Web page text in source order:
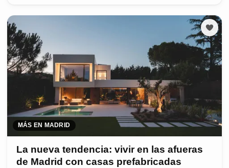
MÁS EN MADRID
La nueva tendencia: vivir en las afueras
de Madrid con casas prefabricadas